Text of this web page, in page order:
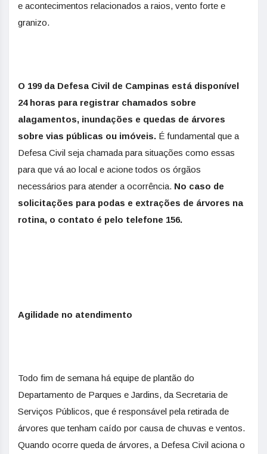
e acontecimentos relacionados a raios, vento forte e
granizo.
O 199 da Defesa Civil de Campinas está disponível
24 horas para registrar chamados sobre
alagamentos, inundações e quedas de árvores
sobre vias públicas ou imóveis. É fundamental que a
Defesa Civil seja chamada para situações como essas
para que vá ao local e acione todos os órgãos
necessários para atender a ocorrência. No caso de
solicitações para podas e extrações de árvores na
rotina, o contato é pelo telefone 156.
Agilidade no atendimento
Todo fim de semana há equipe de plantão do
Departamento de Parques e Jardins, da Secretaria de
Serviços Públicos, que é responsável pela retirada de
árvores que tenham caído por causa de chuvas e ventos.
Quando ocorre queda de árvores, a Defesa Civil aciona o